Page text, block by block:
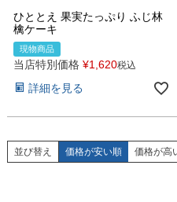
ひととえ 果実たっぷり ふじ林
檎ケーキ
現物商品
当店特別価格 ¥1,620税込
詳細を見る
並び替え 価格が安い順 価格が高